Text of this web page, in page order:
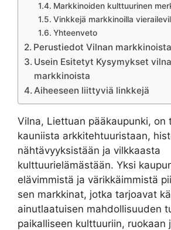
Markkinoiden kulttuurinen
Vinkkejä markkinoilla
Yhteenveto
Perustiedot Vilnan markkinoista
Usein Esitetyt Kysymykset
markkinoista
Aiheeseen liittyviä linkkejä
Vilna, Liettuan pääkaupunki, on
kauniista arkkitehtuuristaan,
nähtävyyksistään ja vilkkaasta
kulttuurielämästään. Yksi
elävimmistä ja värikkäimmistä
sen markkinat, jotka tarjoavat
ainutlaatuisen mahdollisuuden
paikalliseen kulttuuriin, ruokaan